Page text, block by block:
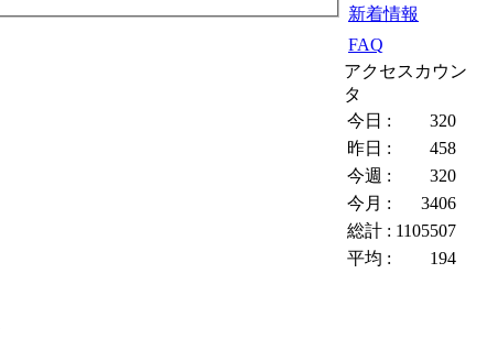
新着情報
FAQ
アクセスカウン
タ
今日 :
320
昨日 :
458
今週 :
320
今月 :
3406
総計 : 1105507
平均 :
194